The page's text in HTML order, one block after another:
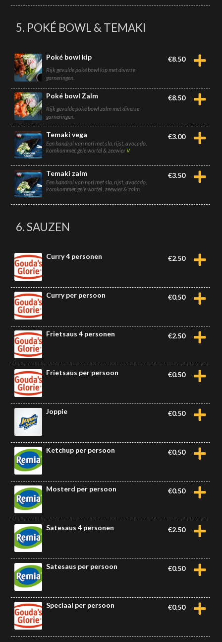
5. POKÉ BOWL & TEMAKI
Poké bowl kip
Rijk gevulde poké bowl kip met diverse
garneringen.
€8.50
Poké bowl Zalm
Rijk gevulde poké bowl zalm met diverse
garneringen.
€8.50
Temaki vega
Een handrol van nori met sla, rijst, avocado,
komkommer, gele wortel & zeewierV
€3.00
Temaki zalm
Een handrol van nori met sla, rijst, avocado,
komkommer, gele wortel , zeewier & zalm.
€3.50
6. SAUZEN
Curry 4 personen €2.50
Curry per persoon €0.50
Frietsaus 4 personen €2.50
Frietsaus per persoon €0.50
Joppie €0.50
Ketchup per persoon €0.50
Mosterd per persoon €0.50
Satesaus 4 personen €2.50
Satesaus per persoon €0.50
Speciaal per persoon €0.50